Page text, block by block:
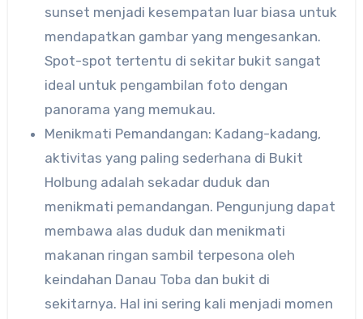
sunset menjadi kesempatan luar biasa untuk
mendapatkan gambar yang mengesankan.
Spot-spot tertentu di sekitar bukit sangat
ideal untuk pengambilan foto dengan
panorama yang memukau.
Menikmati Pemandangan: Kadang-kadang,
aktivitas yang paling sederhana di Bukit
Holbung adalah sekadar duduk dan
menikmati pemandangan. Pengunjung dapat
membawa alas duduk dan menikmati
makanan ringan sambil terpesona oleh
keindahan Danau Toba dan bukit di
sekitarnya. Hal ini sering kali menjadi momen